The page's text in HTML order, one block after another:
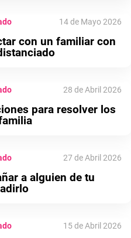
14 de Mayo 2026
con un familiar con
28 de Abril 2026
para resolver los
27 de Abril 2026
a alguien de tu
15 de Abril 2026